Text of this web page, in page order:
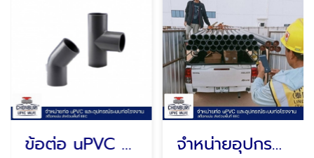
ข้อต่อ uPVC สำหรับระบบท่ออุตสาหกรรม จำหน่ายอุปกรณ์ระบบท่ออุตสาหกรรม ชลบุรี